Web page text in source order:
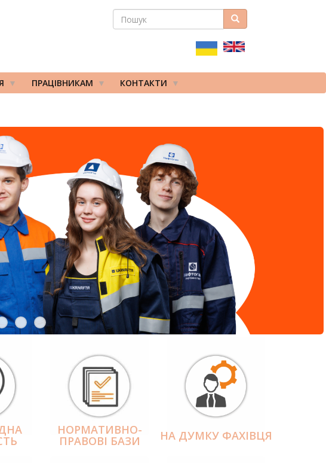
ПОШУКОВА
ПОШУК Пошук
ПРАЦІВНИКАМ КОНТАКТИ
НОРМАТИВНО-
ПРАВОВІ БАЗИ НА ДУМКУ ФАХІВЦЯ